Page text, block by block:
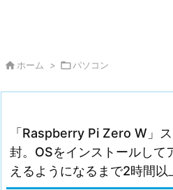
 ホーム > パソコン
「Raspberry Pi Zero W」
封。OSをインストールして
えるようになるまで2時間以